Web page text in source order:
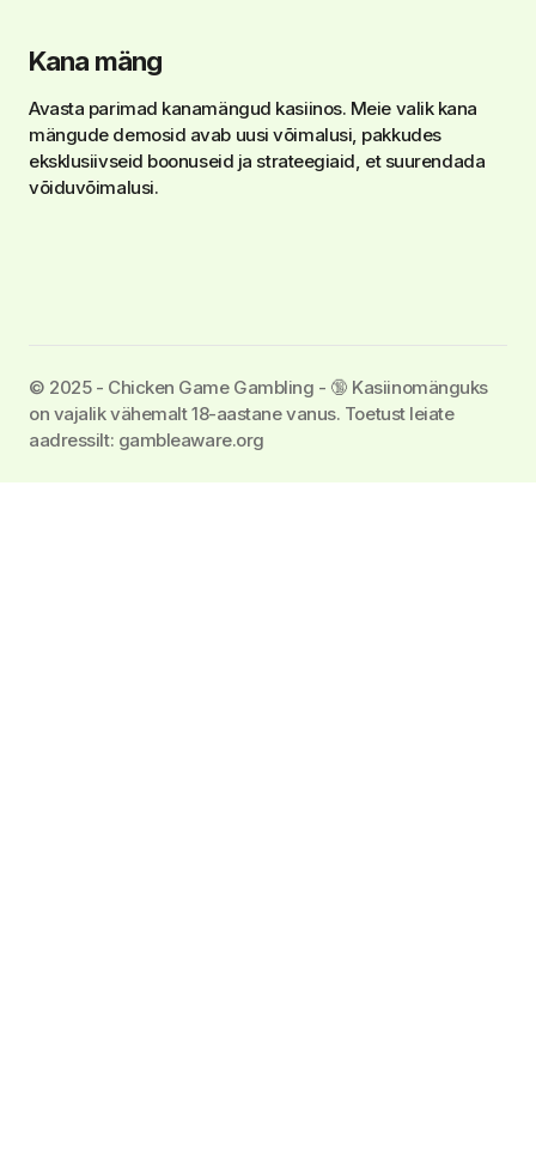
Kana mäng
Avasta parimad kanamängud kasiinos. Meie valik kana
mängude demosid avab uusi võimalusi, pakkudes
eksklusiivseid boonuseid ja strateegiaid, et suurendada
võiduvõimalusi.
©️ 2025 - Chicken Game Gambling - 🔞 Kasiinomänguks
on vajalik vähemalt 18-aastane vanus. Toetust leiate
aadressilt: gambleaware.org